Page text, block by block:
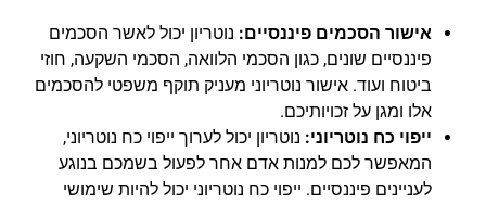
אישור הסכמים פיננסיים: נוטריון יכול לאשר הסכמים
פיננסיים שונים, כגון הסכמי הלוואה, הסכמי השקעה, חוזי
ביטוח ועוד. אישור נוטריוני מעניק תוקף משפטי להסכמים
אלו ומגן על זכויותיכם.
ייפוי כח נוטריוני: נוטריון יכול לערוך ייפוי כח נוטריוני,
המאפשר לכם למנות אדם אחר לפעול בשמכם בנוגע
לעניינים פיננסיים. ייפוי כח נוטריוני יכול להיות שימושי